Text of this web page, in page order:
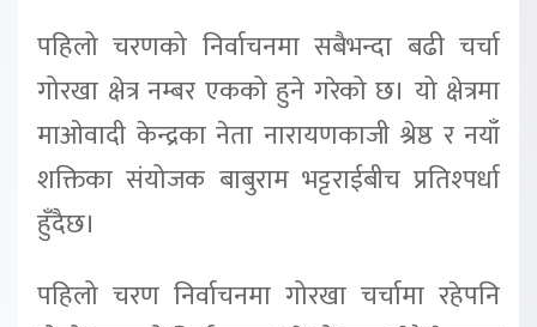
पहिलो चरणको निर्वाचनमा सबैभन्दा बढी चर्चा
गोरखा क्षेत्र नम्बर एकको हुने गरेको छ। यो क्षेत्रमा
माओवादी केन्द्रका नेता नारायणकाजी श्रेष्ठ र नयाँ
शक्तिका संयोजक बाबुराम भट्टराईबीच प्रतिश्पर्धा
हुँदैछ।
पहिलो चरण निर्वाचनमा गोरखा चर्चामा रहेपनि